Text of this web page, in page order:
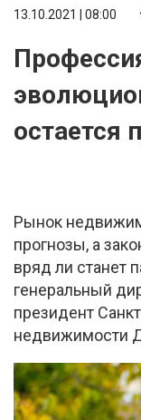
13.10.2021 | 08:00
остается
Рынок
прогнозы, а
вряд ли станет
генеральный
президент
недвижимости